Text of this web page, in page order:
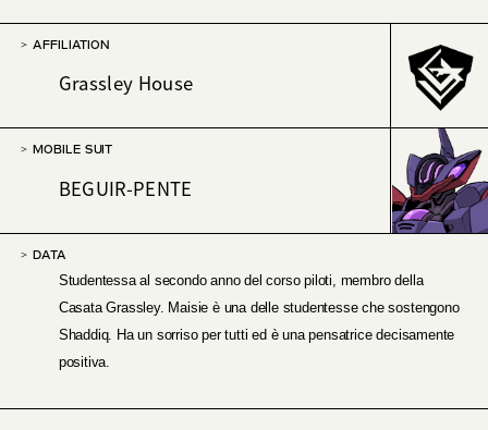
AFFILIATION
Grassley House
MOBILE SUIT
BEGUIR-PENTE
DATA
Studentessa al secondo anno del corso piloti, membro della
Casata Grassley. Maisie è una delle studentesse che sostengono
Shaddiq. Ha un sorriso per tutti ed è una pensatrice decisamente
positiva.